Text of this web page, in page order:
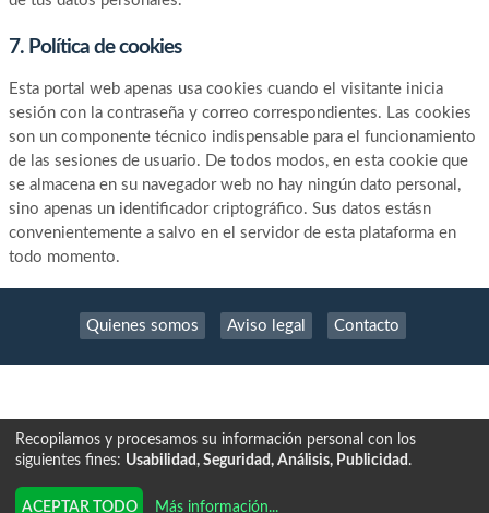
7. Política de cookies
Esta portal web apenas usa cookies cuando el visitante inicia
sesión con la contraseña y correo correspondientes. Las cookies
son un componente técnico indispensable para el funcionamiento
de las sesiones de usuario. De todos modos, en esta cookie que
se almacena en su navegador web no hay ningún dato personal,
sino apenas un identificador criptográfico. Sus datos estásn
convenientemente a salvo en el servidor de esta plataforma en
todo momento.
Quienes somos Aviso legal Contacto
Tecnología exclusiva deINSCRIPCION.ONLINE
Recopilamos y procesamos su información personal con los
siguientes fines: Usabilidad, Seguridad, Análisis, Publicidad .
ACEPTAR TODO Más información...